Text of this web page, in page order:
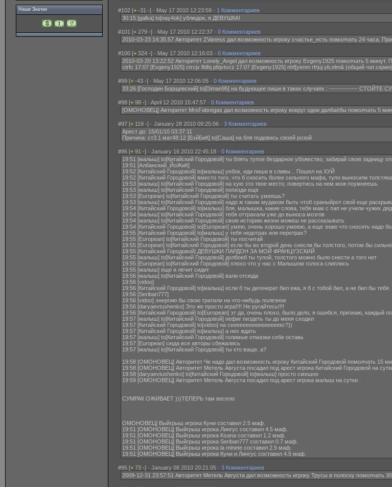
Наши Значки #102 [+ -31 -] · May 17 2010 12:23:59 · 1 Комментариев
30:15 [galka] to[nay4ok] ублюдок, я ДЕВУШКА!
#101 [+ 279 -] · May 17 2010 12:22:37 · 0 Комментариев
2010-03-23 14:35:57 Авторитет ZVaness дал возможность игроку счастье_есть помолчать 24 часа.
#100 [+ 324 -] · May 17 2010 12:16:03 · 0 Комментариев
2010-03-20 13:22:52 Авторитет Lonely_Angel дал возможность игроку Evgeny1925 помолчать 5
ctrfc 17:07 [Evgeny1925] ctrcjv lfdfq pfqvtvcz 17:07 [Evgeny1925] nhf[yenm rfrjuj yb,elm& (общий чат.скрин)
#99 [+ -43 -] · May 17 2010 12:06:05 · 0 Комментариев
33:26 [Господин Борщевский] to[Diman95] на будующее пиши в таких случаях : -------------- СТОЙТЕ
#98 [+ 98 -] · April 12 2010 15:47:57 · 0 Комментариев
[ОМОНОВЕЦ] Авторитет MrsFabregas дал возможность игроку вокруг одни далбаёбы помолчать 5
#97 [+ 119 -] · January 28 2010 09:25:06 · 3 Комментариев
Арест до: 15/01/10 03:37:11
Причина: ст3.1 мат48:12 [БэйБиК] to[Саша] на бля подовись своей розой
#96 [+ 91 -] · January 16 2010 22:45:18 · 0 Комментариев
19:51 [малыш] to[Китайский Городовой] ты блять тупое бездарное убожество, забирай свою задницу
19:51 [Албанский_ЙоЖиК]
19:52 [Китайский Городовой] to[малыш] уебок, иди пиши в сливы... Пошел на ХУЙ
19:52 [Китайский Городовой] вместо того, что б сносить более сильного мафа, тупо выносили толстяка
19:53 [малыш] to[Китайский Городовой] на хую это твое место, повертись на нем мож поумнеешь
19:53 [малыш] to[Китайский Городовой] попизди еще
19:53 [European] to[Китайский Городовой] ты считать умеешь?
19:53 [малыш] to[Китайский Городовой] надо ж таким мудаком быть чтоб сраныйрот свой еще
19:54 [Китайский Городовой] to[малыш] бля, малышка, какие слова, тебя мам с пап не учили чужих
19:54 [малыш] to[Китайский Городовой] тебя оттрахали уже до выноса мозгов
19:54 [малыш] to[Китайский Городовой] свою историю жизни можеш не рассказывать
19:54 [Китайский Городовой] to[European] умею, очень хорошо умеюю, а еще знаю что сносить надо
19:55 [Китайский Городовой] to[малыш] у тебя недотрах или перетрах?
19:55 [European] to[Китайский Городовой] ты посчитай
19:55 [European] to[Китайский Городовой] если бы во второй день снесли бы толстого, потом бы
19:55 [Китайский Городовой] ДЕВУШКИ ПАРДОН ЗА МОЙ ФРАНЦУЗСКИЙ
19:55 [малыш] to[Китайский Городовой] долбоеб ты тупой, толстого можно было снести а того нет
19:55 [European] to[Китайский Городовой] плохо что у нас с Малышом голоса слиплись
19:55 [малыш] еще и лечит сидит
19:56 [малыш] to[Китайский Городовой] вали отсюда
19:56 [vidoo]
19:56 [Китайский Городовой] to[малыш] если б ты дегенерат бил ежа, я б с тобой бил, а не бил бы тебя
19:56 [Seriban777]
19:56 [vidoo] энергию бы свою тратили на что-нибудь полезное
19:56 [daryaevtushenko] Это же просто игра!!!! Не ругайтесь!!!!
19:56 [Китайский Городовой] to[European] эт да, очень плохо, было дело, я ошибся, признаю, каждый
19:57 [малыш] to[Китайский Городовой] нефиг пиздеть ты до меня сходил
19:57 [Китайский Городовой] to[vidoo] на сеееееееееееееееекс?))
19:57 [Китайский Городовой] to[малыш] а нех ждать
19:57 [малыш] to[Китайский Городовой] голимые отмазки себе оставь
19:57 [European] сюда все авторы сбежались
19:57 [малыш] to[Китайский Городовой] ты кто ваще, а?
19:58 [ОМОНОВЕЦ] Авторитет Че надо дал возможность игроку Китайский Городовой помолчать 15
19:58 [ОМОНОВЕЦ] Авторитет Метель Августа посадил под арест игрока Китайский Городовой на сутки
19:58 [daryaevtushenko] to[Китайский Городовой] to[малыш] просто смешно
19:59 [ОМОНОВЕЦ] Авторитет Метель Августа посадил под арест игрока малыш на сутки .
СУМРАК ОЖИВАЕТ )))ТЕПЕРЬ там весело
ОМОНОВЕЦ] Выйгрыш игрока Куни составил 2.5 маф.
19:51 [ОМОНОВЕЦ] Выйгрыш игрока Лингус составил 4.5 маф.
19:51 [ОМОНОВЕЦ] Выйгрыш игрока Ksana составил 1.2 маф.
19:51 [ОМОНОВЕЦ] Выйгрыш игрока Seriban777 составил 0.7 маф.
19:51 [ОМОНОВЕЦ] Выйгрыш игрока la minetе составил 2.5 маф.
19:51 [ОМОНОВЕЦ] Выйгрыш игрока Куни и Лингус составил 4.5 маф.
#95 [+ 73 -] · January 08 2010 20:21:05 · 3 Комментариев
2009-12-31 23:57:51 Авторитет Метель Августа дал возможность игроку Трусы в полоску помолчать